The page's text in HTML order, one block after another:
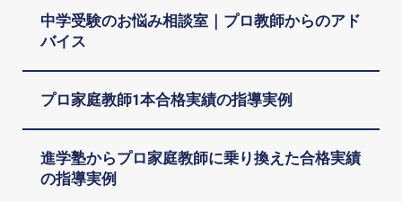
中学受験のお悩み相談室｜プロ教師からのアド
バイス
プロ家庭教師1本合格実績の指導実例
進学塾からプロ家庭教師に乗り換えた合格実績
の指導実例